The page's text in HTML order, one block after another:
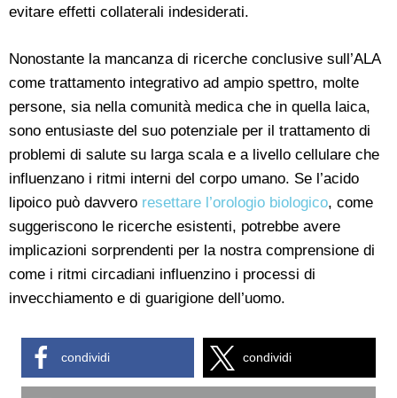
evitare effetti collaterali indesiderati.
Nonostante la mancanza di ricerche conclusive sull’ALA
come trattamento integrativo ad ampio spettro, molte
persone, sia nella comunità medica che in quella laica,
sono entusiaste del suo potenziale per il trattamento di
problemi di salute su larga scala e a livello cellulare che
influenzano i ritmi interni del corpo umano. Se l’acido
lipoico può davvero resettare l’orologio biologico, come
suggeriscono le ricerche esistenti, potrebbe avere
implicazioni sorprendenti per la nostra comprensione di
come i ritmi circadiani influenzino i processi di
invecchiamento e di guarigione dell’uomo.
condividi condividi